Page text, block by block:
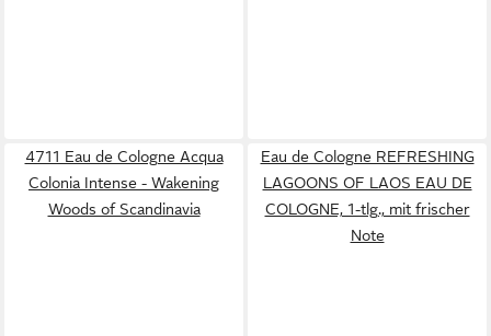
4711 Eau de Cologne Acqua
Colonia Intense - Wakening
Woods of Scandinavia
Eau de Cologne REFRESHING
LAGOONS OF LAOS EAU DE
COLOGNE, 1-tlg., mit frischer
Note